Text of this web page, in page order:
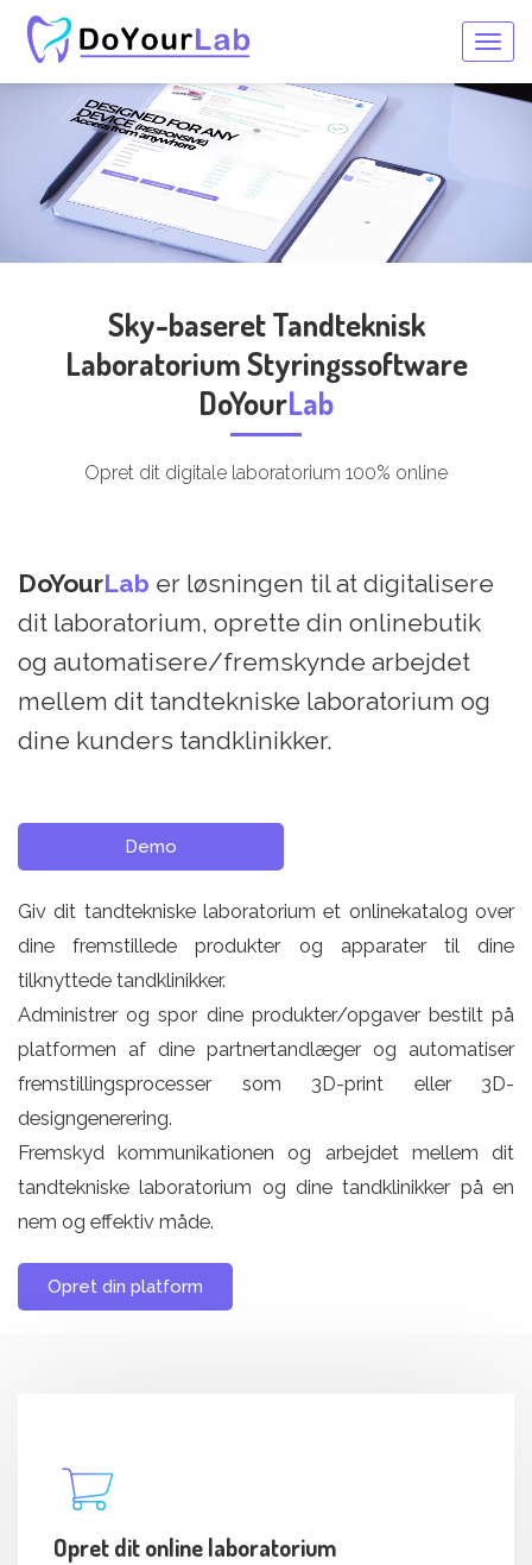
Sky-baseret Tandteknisk
Laboratorium Styringssoftware
DoYourLab
Opret dit digitale laboratorium 100% online
DoYourLab er løsningen til at digitalisere
dit laboratorium, oprette din onlinebutik
og automatisere/fremskynde arbejdet
mellem dit tandtekniske laboratorium og
dine kunders tandklinikker.
Demo
Giv dit tandtekniske laboratorium et onlinekatalog over
dine fremstillede produkter og apparater til dine
tilknyttede tandklinikker.
Administrer og spor dine produkter/opgaver bestilt på
platformen af dine partnertandlæger og automatiser
fremstillingsprocesser som 3D-print eller 3D-
designgenerering.
Fremskyd kommunikationen og arbejdet mellem dit
tandtekniske laboratorium og dine tandklinikker på en
nem og effektiv måde.
Opret din platform
Opret dit online laboratorium